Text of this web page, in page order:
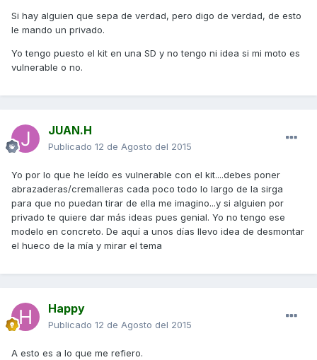
Si hay alguien que sepa de verdad, pero digo de verdad, de esto
le mando un privado.
Yo tengo puesto el kit en una SD y no tengo ni idea si mi moto es
vulnerable o no.
JUAN.H
Publicado 12 de Agosto del 2015
Yo por lo que he leído es vulnerable con el kit....debes poner
abrazaderas/cremalleras cada poco todo lo largo de la sirga
para que no puedan tirar de ella me imagino...y si alguien por
privado te quiere dar más ideas pues genial. Yo no tengo ese
modelo en concreto. De aquí a unos días llevo idea de desmontar
el hueco de la mía y mirar el tema
Happy
Publicado 12 de Agosto del 2015
A esto es a lo que me refiero.